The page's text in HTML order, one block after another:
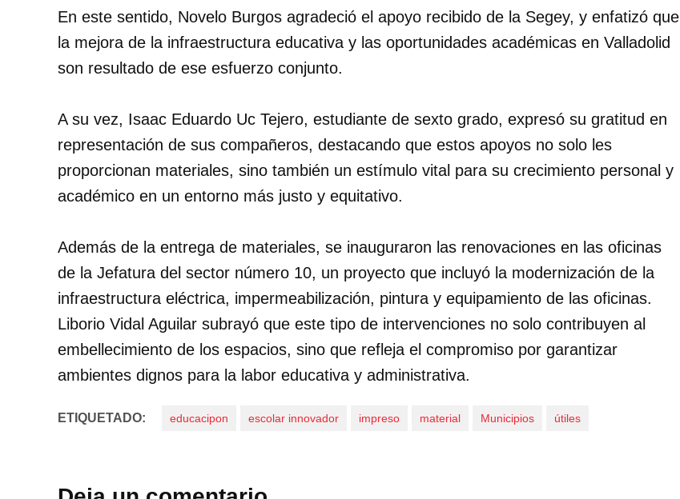
En este sentido, Novelo Burgos agradeció el apoyo recibido de la Segey, y enfatizó que
la mejora de la infraestructura educativa y las oportunidades académicas en Valladolid
son resultado de ese esfuerzo conjunto.
A su vez, Isaac Eduardo Uc Tejero, estudiante de sexto grado, expresó su gratitud en
representación de sus compañeros, destacando que estos apoyos no solo les
proporcionan materiales, sino también un estímulo vital para su crecimiento personal y
académico en un entorno más justo y equitativo.
Además de la entrega de materiales, se inauguraron las renovaciones en las oficinas
de la Jefatura del sector número 10, un proyecto que incluyó la modernización de la
infraestructura eléctrica, impermeabilización, pintura y equipamiento de las oficinas.
Liborio Vidal Aguilar subrayó que este tipo de intervenciones no solo contribuyen al
embellecimiento de los espacios, sino que refleja el compromiso por garantizar
ambientes dignos para la labor educativa y administrativa.
ETIQUETADO: educacipon escolar innovador impreso material Municipios útiles